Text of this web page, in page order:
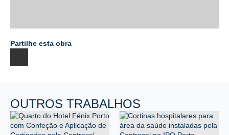
Partilhe esta obra
OUTROS TRABALHOS